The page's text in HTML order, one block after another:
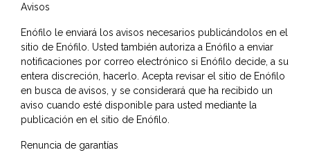
Avisos
Enófilo le enviará los avisos necesarios publicándolos en el
sitio de Enófilo. Usted también autoriza a Enófilo a enviar
notificaciones por correo electrónico si Enófilo decide, a su
entera discreción, hacerlo. Acepta revisar el sitio de Enófilo
en busca de avisos, y se considerará que ha recibido un
aviso cuando esté disponible para usted mediante la
publicación en el sitio de Enófilo.
Renuncia de garantías